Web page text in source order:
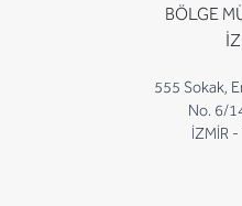
BÖLGE
555 Sokak,
No. 6/
İZMİR -